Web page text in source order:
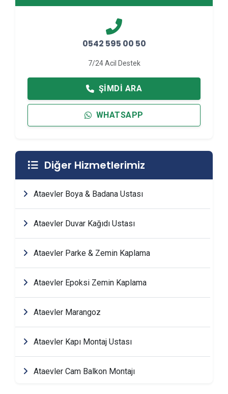
0542 595 00 50
7/24 Acil Destek
ŞIMDI ARA
WHATSAPP
Diğer Hizmetlerimiz
Ataevler Boya & Badana Ustası
Ataevler Duvar Kağıdı Ustası
Ataevler Parke & Zemin Kaplama
Ataevler Epoksi Zemin Kaplama
Ataevler Marangoz
Ataevler Kapı Montaj Ustası
Ataevler Cam Balkon Montajı